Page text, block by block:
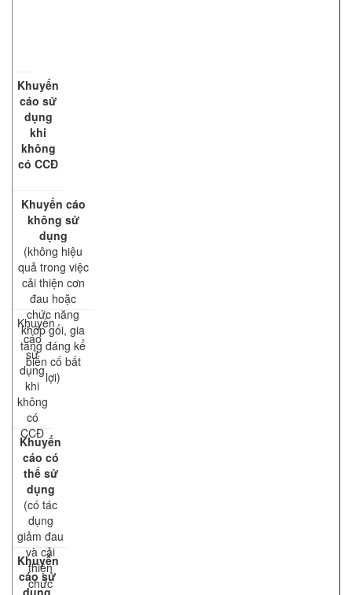
Khuyến
cáo sử
dụng
khi
không
có CCĐ
Khuyến cáo
không sử
dụng
(không hiệu
quả trong việc
cải thiện cơn
đau hoặc
chức năng
khớp gối, gia
tăng đáng kể
biến cố bất
lợi)
Khuyến
cáo
sử
dụng
khi
không
có
CCĐ
Khuyến
cáo có
thể sử
dụng
(có tác
dụng
giảm đau
và cải
thiện
chức
Khuyến
cáo sử